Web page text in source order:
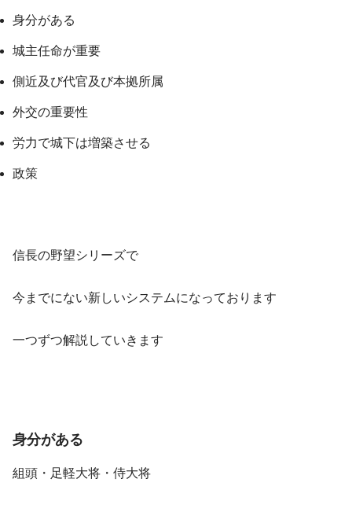
身分がある
城主任命が重要
側近及び代官及び本拠所属
外交の重要性
労力で城下は増築させる
政策
信長の野望シリーズで
今までにない新しいシステムになっております
一つずつ解説していきます
身分がある
組頭・足軽大将・侍大将